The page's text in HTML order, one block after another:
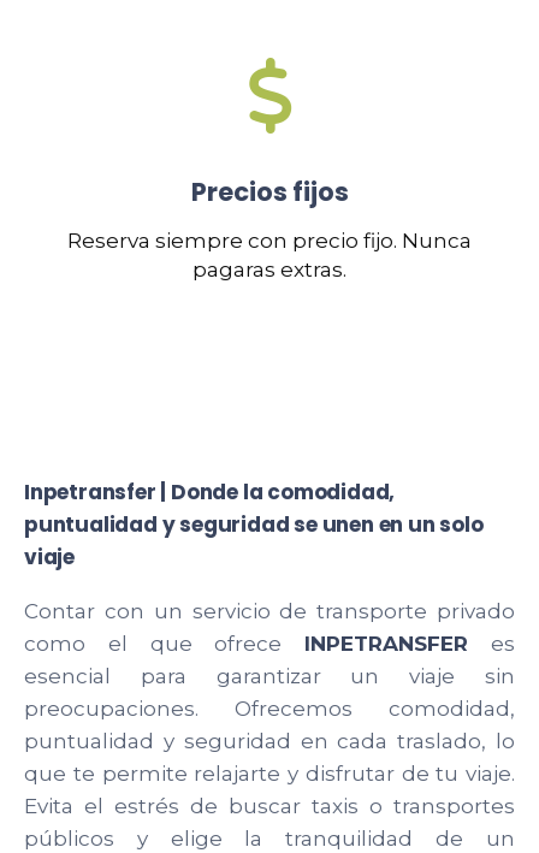
Precios fijos
Reserva siempre con precio fijo. Nunca
pagaras extras.
Inpetransfer | Donde la comodidad,
puntualidad y seguridad se unen en un solo
viaje
Contar con un servicio de transporte privado
como el que ofrece INPETRANSFER es
esencial para garantizar un viaje sin
preocupaciones. Ofrecemos comodidad,
puntualidad y seguridad en cada traslado, lo
que te permite relajarte y disfrutar de tu viaje.
Evita el estrés de buscar taxis o transportes
públicos y elige la tranquilidad de un